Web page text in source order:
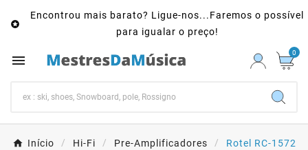

Encontrou mais barato? Ligue-nos...Faremos o possível
para igualar o preço!
 0
Início Hi-Fi Pre-Amplificadores
Rotel RC-1572